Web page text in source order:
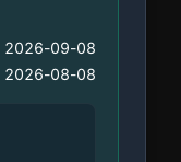
2026-09-08
2026-08-08